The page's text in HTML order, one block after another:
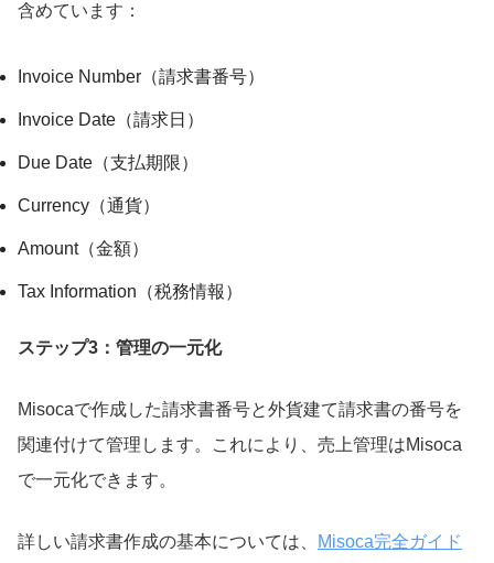
含めています：
Invoice Number（請求書番号）
Invoice Date（請求日）
Due Date（支払期限）
Currency（通貨）
Amount（金額）
Tax Information（税務情報）
ステップ3：管理の一元化
Misocaで作成した請求書番号と外貨建て請求書の番号を
関連付けて管理します。これにより、売上管理はMisoca
で一元化できます。
詳しい請求書作成の基本については、
Misoca完全ガイド